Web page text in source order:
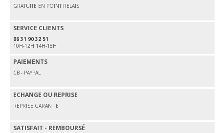
GRATUITE EN POINT RELAIS
SERVICE CLIENTS
06 31 90 32 51
10H-12H 14H-18H
PAIEMENTS
CB - PAYPAL
ECHANGE OU REPRISE
REPRISE GARANTIE
SATISFAIT - REMBOURSÉ